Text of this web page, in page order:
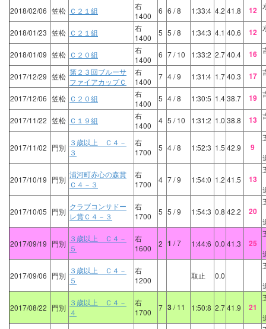
2018/02/06 笠松 Ｃ２１組
右
1400
6 6 / 8 1:33:4 4.2 41.8 12
2018/01/23 笠松 Ｃ２１組
右
1400
5 5 / 8 1:34:3 4.1 40.6 12
2018/01/09 笠松 Ｃ２０組
右
1400
6 7/ 10 1:33:2 2.740.4 16
2017/12/29 笠松 第２３回ブルーサ
ファイアカップＣ
右
1400
7 4/ 9 1:31:4 1.740.3 17
2017/12/06 笠松 Ｃ２０組
右
1400
5 4/ 8 1:30:5 1.438.7 19
2017/11/22 笠松 Ｃ１９組
右
1400
4 5 / 10 1:31:2 1.0 38.8 13
2017/11/02 門別
３歳以上 Ｃ４－
３
右
1700
5 4/ 8 1:52:3 1.5 42.9 9
2017/10/19 門別
浦河町赤心の森賞
Ｃ４－３
右
1700
4 7/ 9 1:54:0 1.2 41.5 13
2017/10/05 門別
クラブコンサドー
レ賞Ｃ４－３
右
1700
5 5 / 9 1:54:3 0.8 42.2 20
2017/09/19 門別
３歳以上 Ｃ４－
５
右
1600
2 1 / 7 1:44:6 0.0 41.3 25
2017/09/06 門別
３歳以上 Ｃ４－
５
右
1200
取止 0.0
2017/08/22 門別
３歳以上 Ｃ４－
４
右
1700
7 3/ 11 1:50:8 2.741.9 21